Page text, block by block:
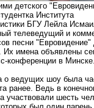
детского
Института
БГУ Лейла
телеведущий и
песни "Евровидение"
Их имена объявлены
конференции в
о ведущих шоу была
ранее. Ведь в
участвовали шесть